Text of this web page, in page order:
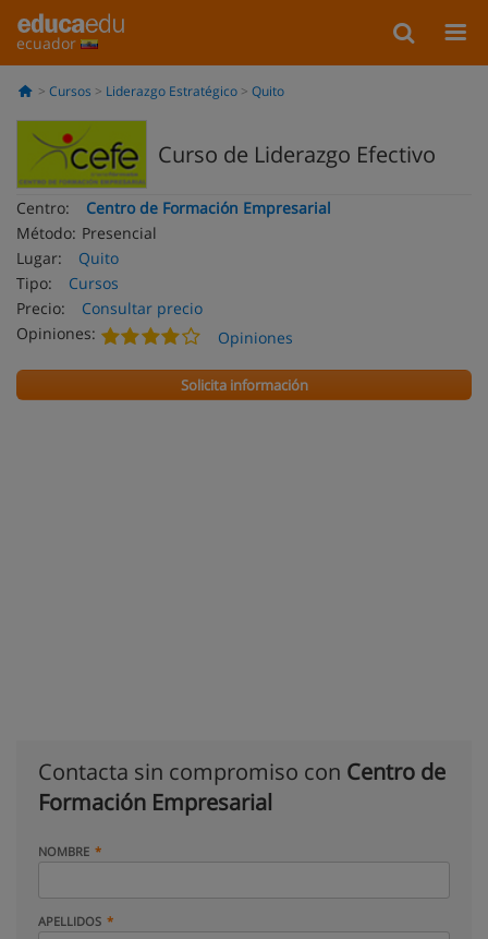
ecuador
Cursos Liderazgo Estratégico Quito
Curso de Liderazgo Efectivo
Centro:
Centro de Formación Empresarial
Método: Presencial
Lugar:
Quito
Tipo:
Cursos
Precio:
Consultar precio
Opiniones:
Opiniones
Solicita información
Contacta sin compromiso con Centro de
Formación Empresarial
NOMBRE
APELLIDOS